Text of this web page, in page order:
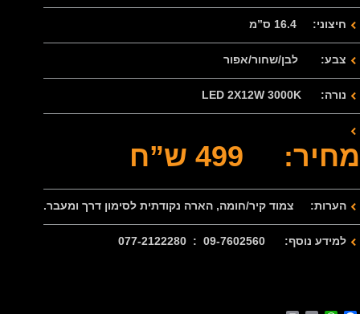
חיצוני: 16.4 ס”מ
צבע: לבן/שחור/אפור
נורה: LED 2X12W 3000K
מחיר: 499 ש”ח
הערות: צמוד קיר/חומה, הארה נקודתית לסימון דרך ומעבר.
למידע נוסף: 09-7602560 : 077-2122280